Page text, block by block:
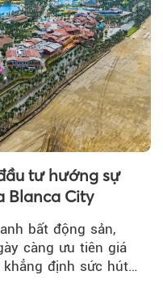
tư hướng sự
Blanca City
bất động sản,
càng ưu tiên giá
định sức hút